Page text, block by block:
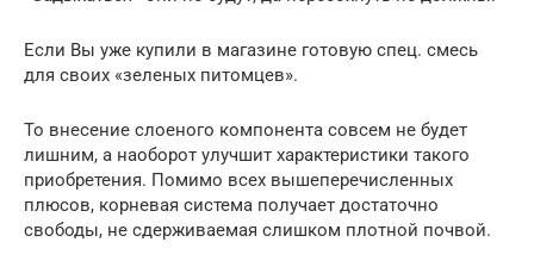
Если Вы уже купили в магазине готовую спец. смесь
для своих «зеленых питомцев».
То внесение слоеного компонента совсем не будет
лишним, а наоборот улучшит характеристики такого
приобретения. Помимо всех вышеперечисленных
плюсов, корневая система получает достаточно
свободы, не сдерживаемая слишком плотной почвой.